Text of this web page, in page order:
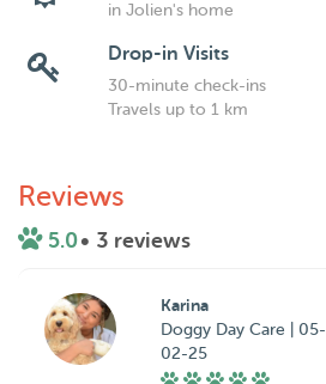
in Jolien's home
Drop-in Visits
30-minute check-ins
Travels up to 1 km
Reviews
5.0• 3 reviews
Karina
Doggy Day Care | 05-
02-25